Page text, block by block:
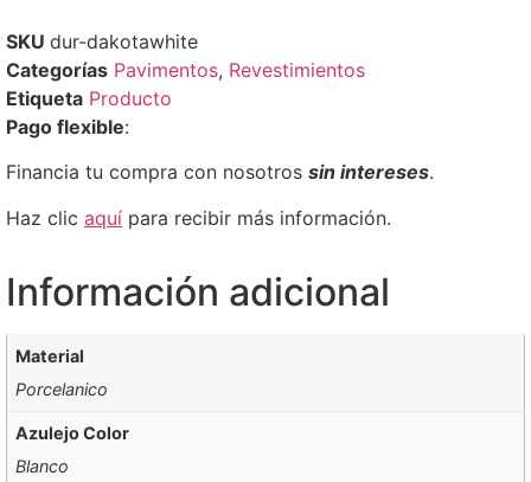
SKU dur-dakotawhite
Categorías Pavimentos, Revestimientos
Etiqueta Producto
Pago flexible:
Financia tu compra con nosotros sin intereses.
Haz clic aquí para recibir más información.
Información adicional
Material
Porcelanico
Azulejo Color
Blanco